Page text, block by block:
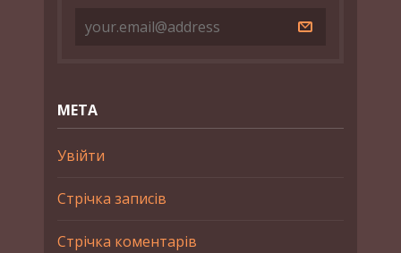
МЕТА
Увійти
Стрічка записів
Стрічка коментарів